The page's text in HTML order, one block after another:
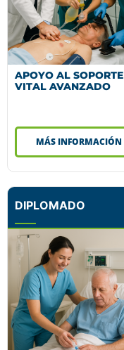
APOYO AL SOPORTE
VITAL AVANZADO
MÁS INFORMACIÓN
DIPLOMADO